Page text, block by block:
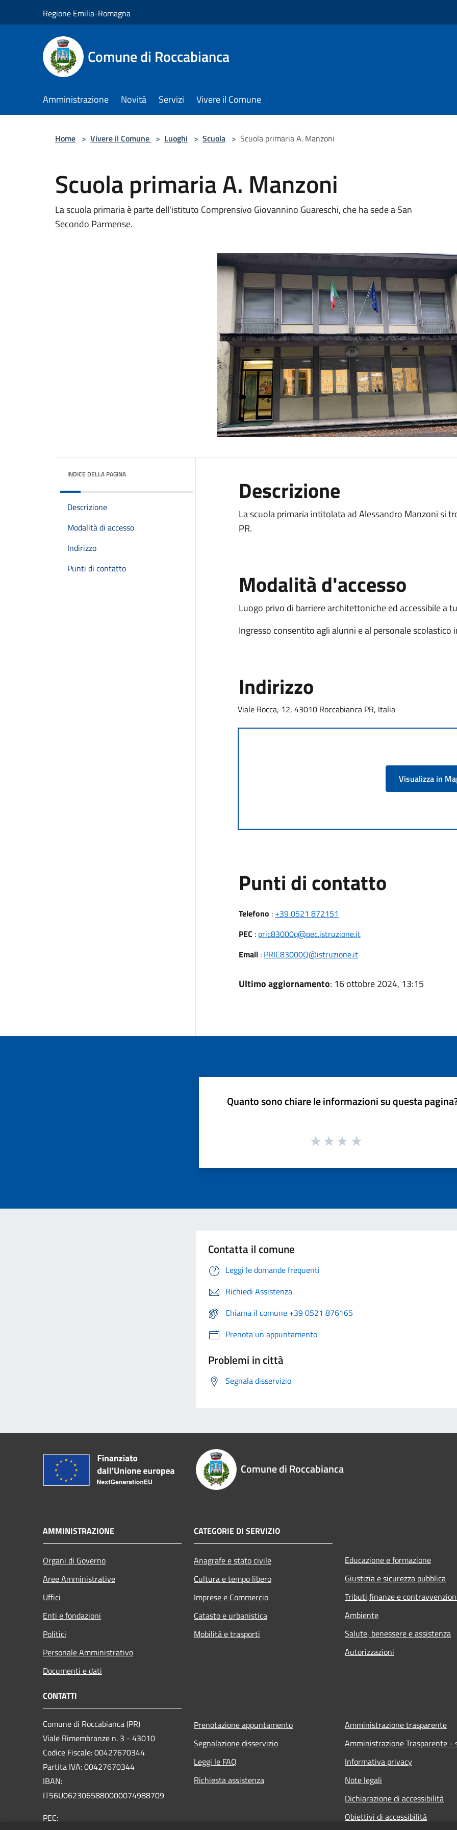
Regione Emilia-Romagna
Comune di Roccabianca
Amministrazione Novità Servizi Vivere il Comune
Home > Vivere il Comune > Luoghi > Scuola > Scuola primaria A. Manzoni
Scuola primaria A. Manzoni
La scuola primaria è parte dell'istituto Comprensivo Giovannino Guareschi, che ha sede a San
Secondo Parmense.
INDICE DELLA PAGINA
Descrizione
Modalità di accesso
Indirizzo
Punti di contatto
Descrizione
La scuola primaria intitolata ad Alessandro Manzoni si
PR.
Modalità d'accesso
Luogo privo di barriere architettoniche ed accessibile a
Ingresso consentito agli alunni e al personale
Indirizzo
Viale Rocca, 12, 43010 Roccabianca PR, Italia
Visualizza in
Punti di contatto
Telefono : +39 0521 872151
PEC : pric83000q@pec.istruzione.it
Email: PRIC83000Q@istruzione.it
Ultimo aggiornamento: 16 ottobre 2024, 13:15
Quanto sono chiare le informazioni su questa
Contatta il comune
Leggi le domande frequenti
Richiedi Assistenza
Chiama il comune +39 0521 876165
Prenota un appuntamento
Problemi in città
Segnala disservizio
Comune di Roccabianca
AMMINISTRAZIONE
Organi di Governo
Aree Amministrative
Uffici
Enti e fondazioni
Politici
Personale Amministrativo
Documenti e dati
CATEGORIE DI SERVIZIO
Anagrafe e stato civile
Cultura e tempo libero
Imprese e Commercio
Catasto e urbanistica
Mobilità e trasporti
Educazione e formazione
Giustizia e sicurezza pubblica
Tributi,finanze e
Ambiente
Salute, benessere e assistenza
Autorizzazioni
CONTATTI
Comune di Roccabianca (PR)
Viale Rimembranze n. 3 - 43010
Codice Fiscale: 00427670344
Partita IVA: 00427670344
IBAN:
IT56U0623065880000074988709
PEC:
Prenotazione appuntamento
Segnalazione disservizio
Leggi le FAQ
Richiesta assistenza
Amministrazione trasparente
Amministrazione Trasparente -
Informativa privacy
Note legali
Dichiarazione di accessibilità
Obiettivi di accessibilità